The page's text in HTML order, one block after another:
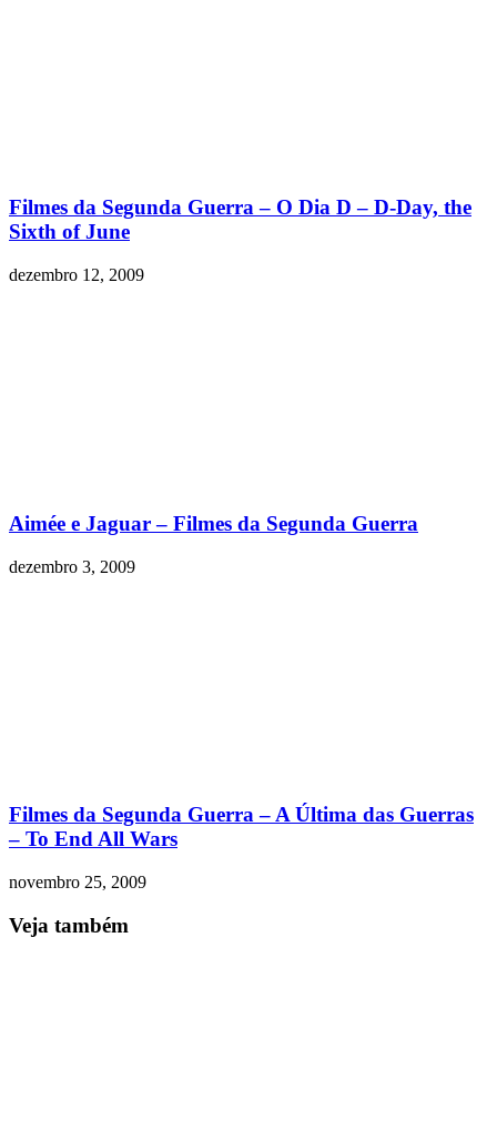
Filmes da Segunda Guerra – O Dia D – D-Day, the
Sixth of June
dezembro 12, 2009
Aimée e Jaguar – Filmes da Segunda Guerra
dezembro 3, 2009
Filmes da Segunda Guerra – A Última das Guerras
– To End All Wars
novembro 25, 2009
Veja também